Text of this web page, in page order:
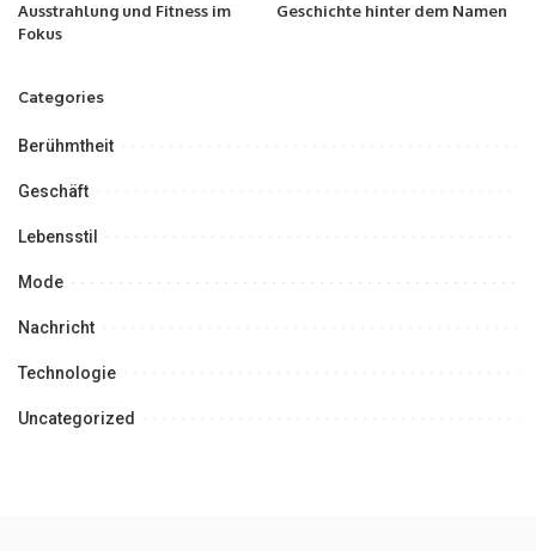
Ausstrahlung und Fitness im
Fokus
Geschichte hinter dem Namen
Categories
Berühmtheit
Geschäft
Lebensstil
Mode
Nachricht
Technologie
Uncategorized